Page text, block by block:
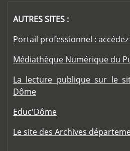
AUTRES SITES :
Portail professionnel : accédez
Médiathèque Numérique du
La lecture publique sur le
Dôme
Educ'Dôme
Le site des Archives